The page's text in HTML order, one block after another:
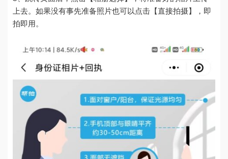
上去。如果没有事先准备照片也可以点击【直接拍摄】，即
拍即用。